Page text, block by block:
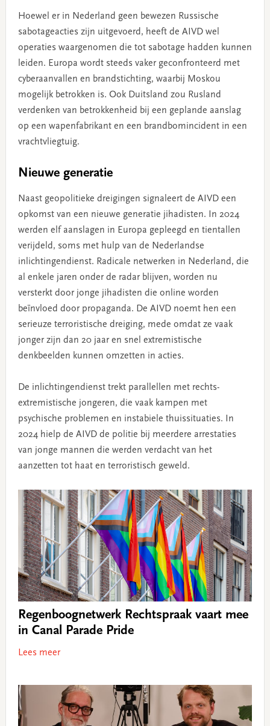
Hoewel er in Nederland geen bewezen Russische
sabotageacties zijn uitgevoerd, heeft de AIVD wel
operaties waargenomen die tot sabotage hadden kunnen
leiden. Europa wordt steeds vaker geconfronteerd met
cyberaanvallen en brandstichting, waarbij Moskou
mogelijk betrokken is. Ook Duitsland zou Rusland
verdenken van betrokkenheid bij een geplande aanslag
op een wapenfabrikant en een brandbomincident in een
vrachtvliegtuig.
Nieuwe generatie
Naast geopolitieke dreigingen signaleert de AIVD een
opkomst van een nieuwe generatie jihadisten. In 2024
werden elf aanslagen in Europa gepleegd en tientallen
verijdeld, soms met hulp van de Nederlandse
inlichtingendienst. Radicale netwerken in Nederland, die
al enkele jaren onder de radar blijven, worden nu
versterkt door jonge jihadisten die online worden
beïnvloed door propaganda. De AIVD noemt hen een
serieuze terroristische dreiging, mede omdat ze vaak
jonger zijn dan 20 jaar en snel extremistische
denkbeelden kunnen omzetten in acties.
De inlichtingendienst trekt parallellen met rechts-
extremistische jongeren, die vaak kampen met
psychische problemen en instabiele thuissituaties. In
2024 hielp de AIVD de politie bij meerdere arrestaties
van jonge mannen die werden verdacht van het
aanzetten tot haat en terroristisch geweld.
Regenboognetwerk Rechtspraak vaart mee
in Canal Parade Pride
Lees meer